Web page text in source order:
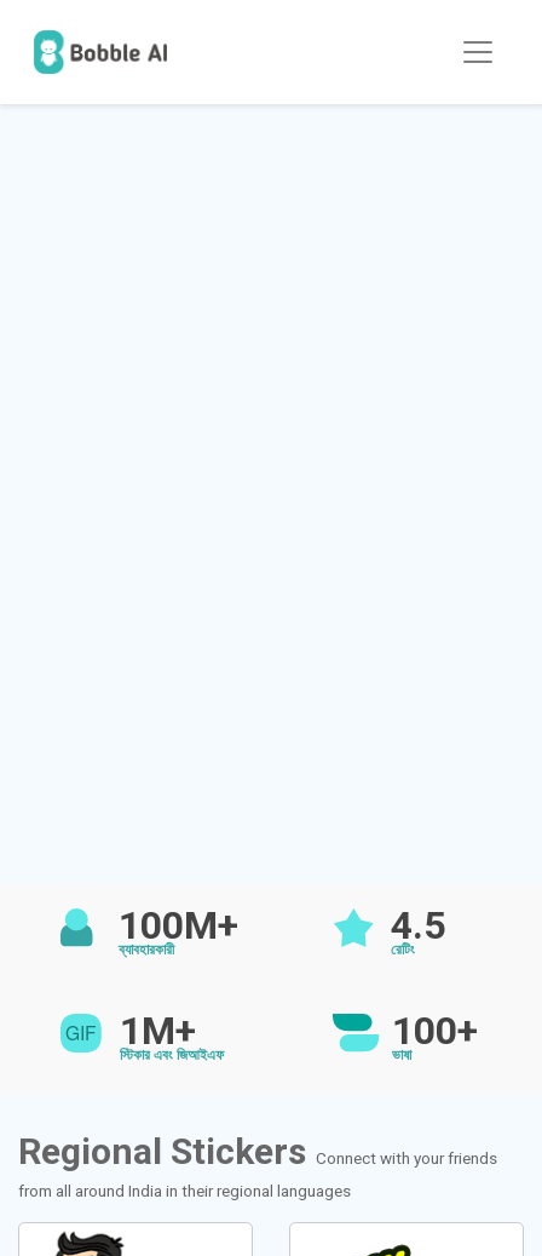
100M+
ব্যাবহারকারী
4.5
রেটিং
1M+
স্টিকার এবং জিআইএফ
100+
ভাষা
Regional Stickers Connect with your friends
from all around India in their regional languages